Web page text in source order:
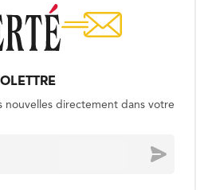
nouvelles directement dans votre
Envoyer